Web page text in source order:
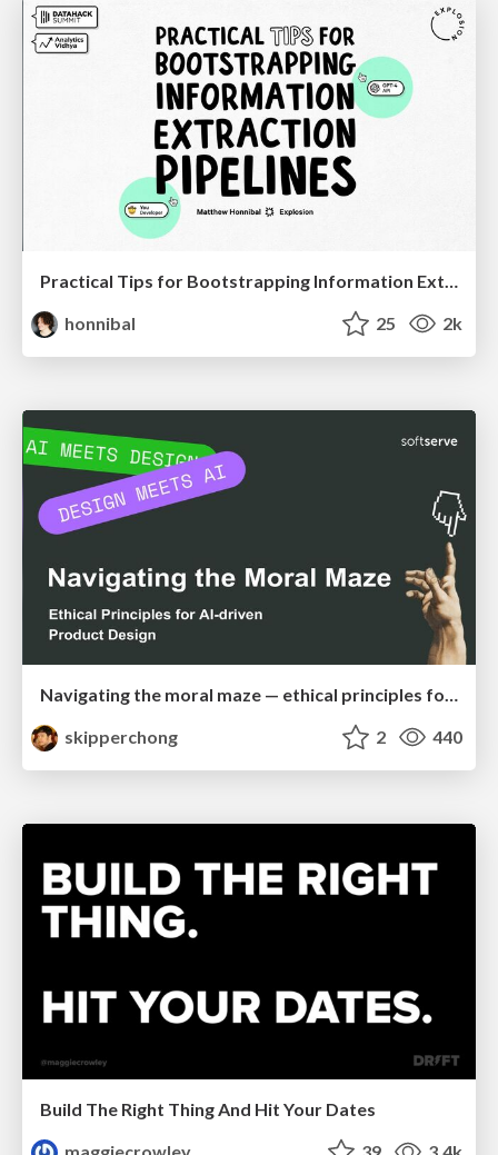
Practical Tips for Bootstrapping Information Extraction Pipelines
honnibal
25 2k
Navigating the moral maze — ethical principles for Al-driven product design
skipperchong
2 440
Build The Right Thing And Hit Your Dates